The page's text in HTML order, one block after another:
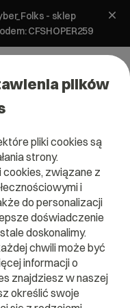
- sklep
CFSHOPER259
plików
pliki cookies są
strony.
związane z
i
do personalizacji
doświadczenie
doskonalimy.
chwili może być
informacji o
znajdziesz w naszej
określić swoje